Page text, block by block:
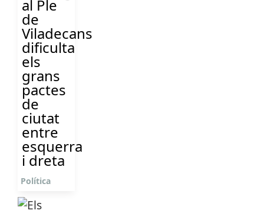
al Ple
de
Viladecans
dificulta
els
grans
pactes
de
ciutat
entre
esquerra
i dreta
Política